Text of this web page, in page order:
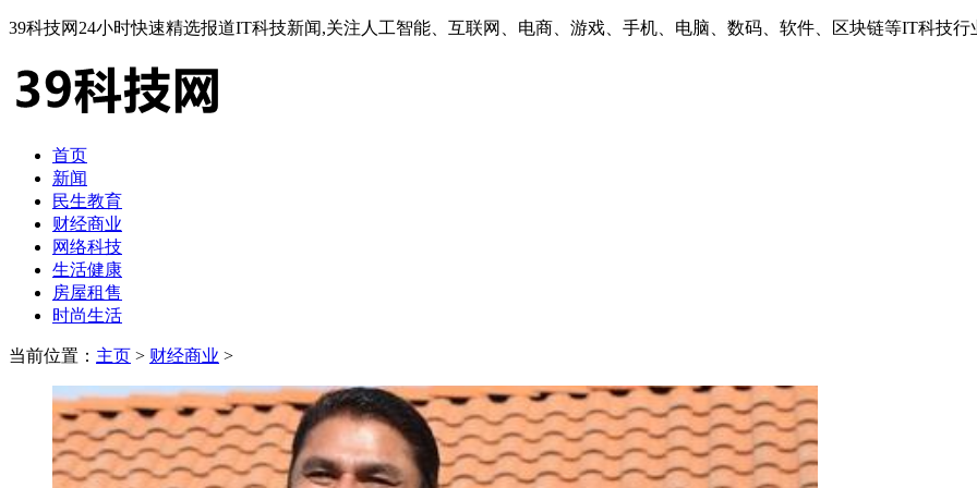
39科技网24小时快速精选报道IT科技新闻,关注人工智能、互联网、电商、游戏、手机、电脑、数码、软件、区块链等IT科技行
首页
新闻
民生教育
财经商业
网络科技
生活健康
房屋租售
时尚生活
当前位置： 主页 > 财经商业 >